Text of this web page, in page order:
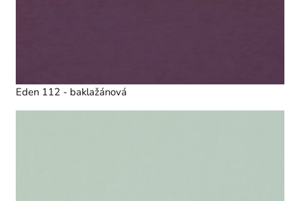
Eden 112 - baklažánová